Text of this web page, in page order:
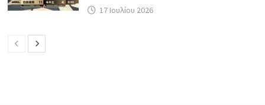
17 Ιουλίου 2026